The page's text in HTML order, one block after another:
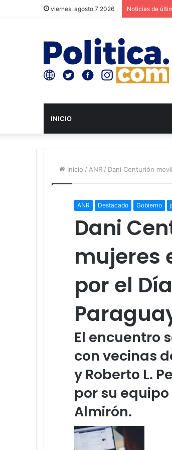
viernes, agosto 7 2026 Noticias de
INICIO
Inicio / ANR / Dani Centurión
ANR Destacado Gobierno
Dani
mujeres
por el
El encuentro
con vecinas
y Roberto L.
por su
Almirón.